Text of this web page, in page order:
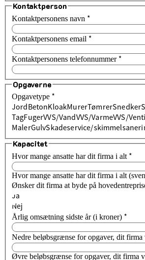
Kontaktperson
Kontaktpersonens navn *
Kontaktpersonens email *
Kontaktpersonens telefonnummer *
Opgaverne
Opgavetype *
JordBetonKloakMurerTømrerSnedker
TagFugerVVS/VandVVS/VarmeVVS/
MalerGulvSkadeservice/
Kapacitet
Hvor mange ansatte har dit firma i alt *
Hvor mange ansatte har dit firma i alt
Ønsker dit firma at byde på
Ja
Nej
Årlig omsætning sidste år (i kroner) *
Nedre beløbsgrænse for opgaver, dit firma
Øvre beløbsgrænse for opgaver, dit firma